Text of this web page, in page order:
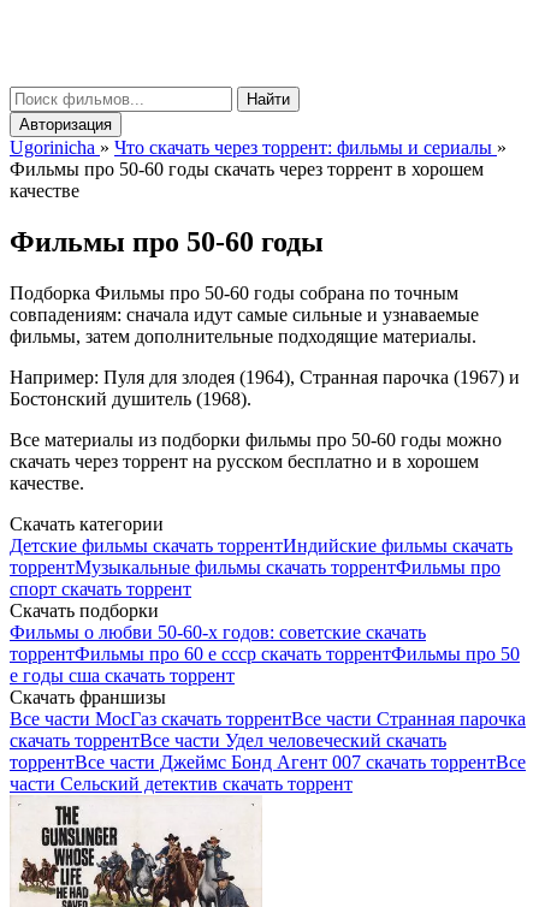
Найти
Авторизация
Ugorinicha » Что скачать через торрент: фильмы и сериалы »
Фильмы про 50-60 годы скачать через торрент в хорошем
качестве
Фильмы про 50-60 годы
Подборка Фильмы про 50-60 годы собрана по точным
совпадениям: сначала идут самые сильные и узнаваемые
фильмы, затем дополнительные подходящие материалы.
Например: Пуля для злодея (1964), Странная парочка (1967) и
Бостонский душитель (1968).
Все материалы из подборки фильмы про 50-60 годы можно
скачать через торрент на русском бесплатно и в хорошем
качестве.
Скачать категории
Детские фильмы скачать торрентИндийские фильмы скачать
торрентМузыкальные фильмы скачать торрентФильмы про
спорт скачать торрент
Скачать подборки
Фильмы о любви 50-60-х годов: советские скачать
торрентФильмы про 60 е ссср скачать торрентФильмы про 50
е годы сша скачать торрент
Скачать франшизы
Все части МосГаз скачать торрентВсе части Странная парочка
скачать торрентВсе части Удел человеческий скачать
торрентВсе части Джеймс Бонд Агент 007 скачать торрентВсе
части Сельский детектив скачать торрент